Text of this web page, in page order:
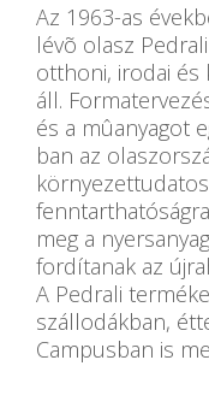
Az 1963-as
lévõ olasz
otthoni, irodai és
áll.
és a mûanyagot
ban az
meg a
fordítanak az
A Pedrali
szállodákban,
Campusban is